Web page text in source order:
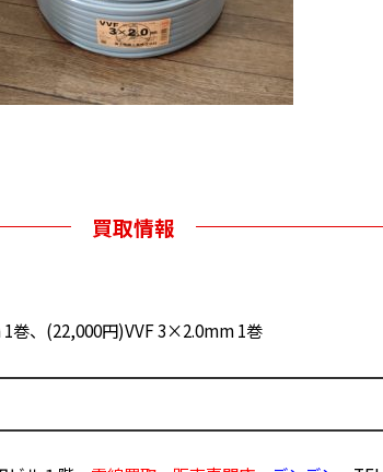
買取情報
巻、(22,000円)VVF 3×2.0mm 1巻